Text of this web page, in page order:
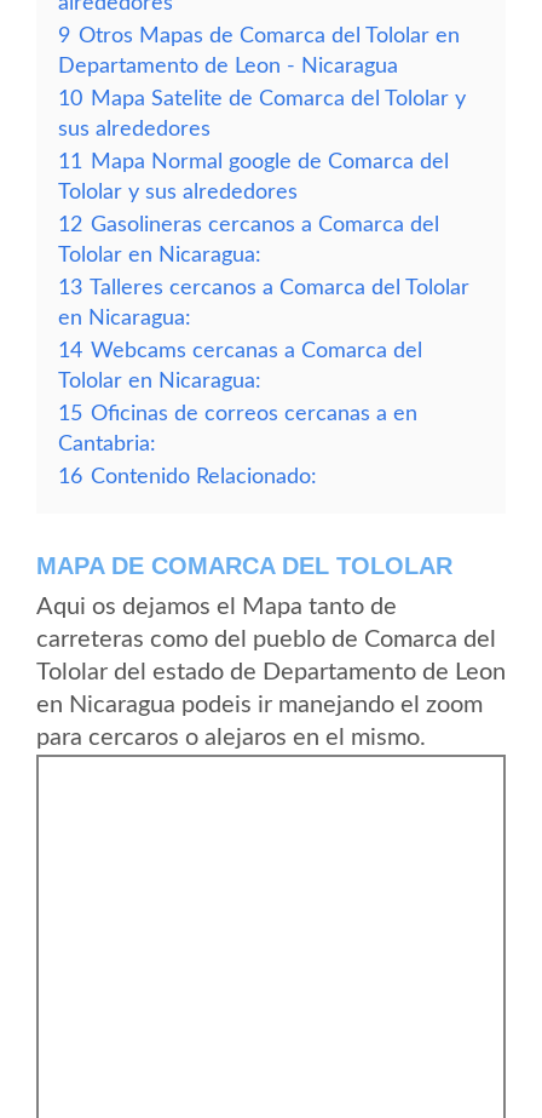
9 Otros Mapas de Comarca del Tololar en
Departamento de Leon - Nicaragua
10 Mapa Satelite de Comarca del Tololar y
sus alrededores
11
Mapa Normal google de Comarca del
Tololar y sus alrededores
12 Gasolineras cercanos a Comarca del
Tololar en Nicaragua:
13 Talleres cercanos a Comarca del Tololar
en Nicaragua:
14 Webcams cercanas a Comarca del
Tololar en Nicaragua:
15 Oficinas de correos cercanas a en
Cantabria:
16 Contenido Relacionado:
MAPA DE COMARCA DEL TOLOLAR
Aqui os dejamos el Mapa tanto de
carreteras como del pueblo de Comarca del
Tololar del estado de Departamento de Leon
en Nicaragua podeis ir manejando el zoom
para cercaros o alejaros en el mismo.